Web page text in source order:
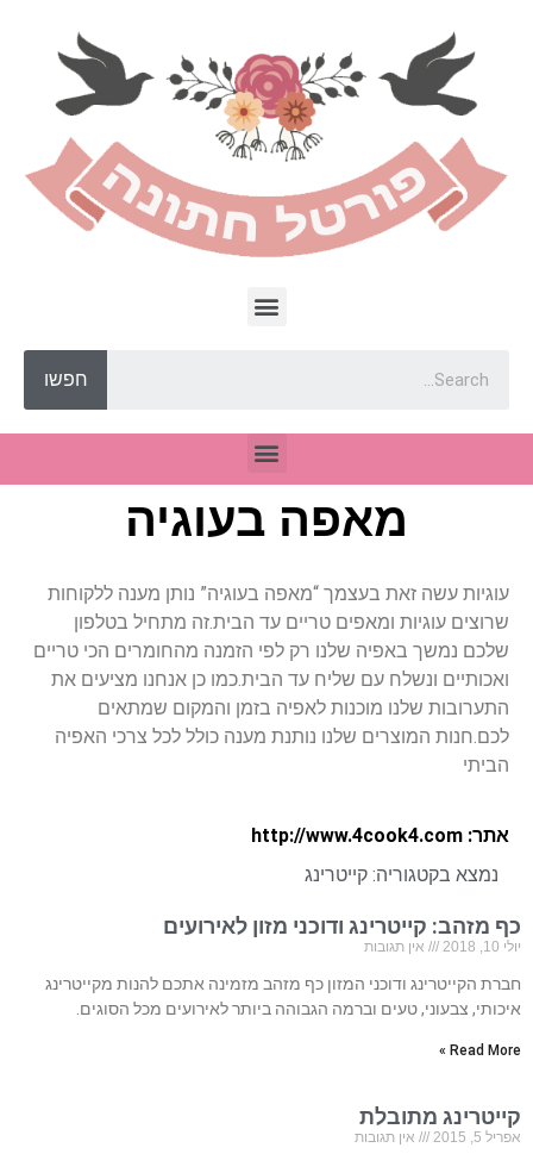
חפשו
מאפה בעוגיה
עוגיות עשה זאת בעצמך “מאפה בעוגיה” נותן מענה ללקוחות
שרוצים עוגיות ומאפים טריים עד הבית.זה מתחיל בטלפון
שלכם נמשך באפיה שלנו רק לפי הזמנה מהחומרים הכי טריים
ואכותיים ונשלח עם שליח עד הבית.כמו כן אנחנו מציעים את
התערובות שלנו מוכנות לאפיה בזמן והמקום שמתאים
לכם.חנות המוצרים שלנו נותנת מענה כולל לכל צרכי האפיה
הביתי
אתר: http://www.4cook4.com
נמצא בקטגוריה: קייטרינג
כף מזהב: קייטרינג ודוכני מזון לאירועים
יולי 10, 2018 אין תגובות
חברת הקייטרינג ודוכני המזון כף מזהב מזמינה אתכם להנות מקייטרינג
איכותי, צבעוני, טעים וברמה הגבוהה ביותר לאירועים מכל הסוגים.
Read More »
קייטרינג מתובלת
אפריל 5, 2015 אין תגובות